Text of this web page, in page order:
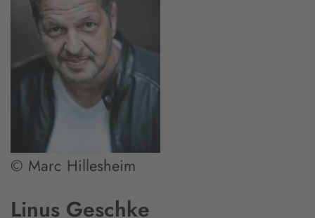
© Marc Hillesheim
Linus Geschke